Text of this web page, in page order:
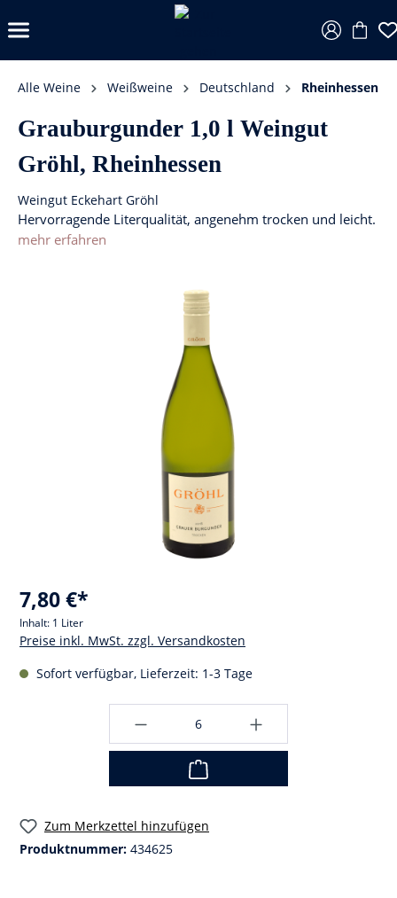
Alle Weine Weißweine Deutschland Rheinhessen
Grauburgunder 1,0 l Weingut
Gröhl, Rheinhessen
Weingut Eckehart Gröhl
Hervorragende Literqualität, angenehm trocken und leicht.
mehr erfahren
7,80 €*
Inhalt: 1 Liter
Preise inkl. MwSt. zzgl. Versandkosten
Sofort verfügbar, Lieferzeit: 1-3 Tage
Zum Merkzettel hinzufügen
Produktnummer: 434625